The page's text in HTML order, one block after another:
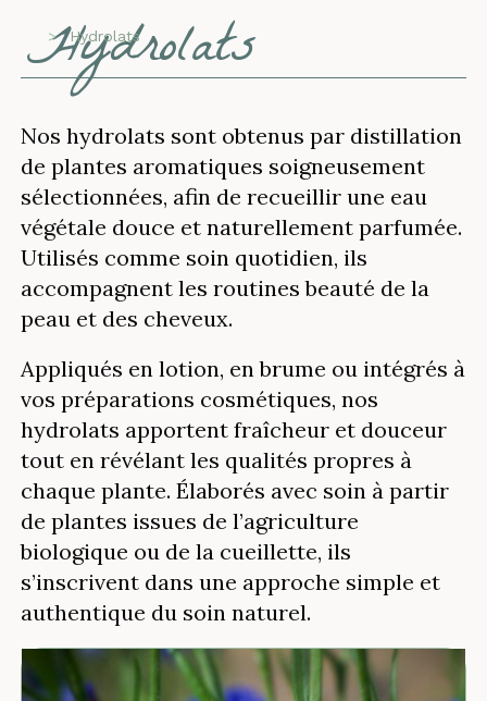
Hydrolats
Hydrolats
Nos hydrolats sont obtenus par distillation
de plantes aromatiques soigneusement
sélectionnées, afin de recueillir une eau
végétale douce et naturellement parfumée.
Utilisés comme soin quotidien, ils
accompagnent les routines beauté de la
peau et des cheveux.
Appliqués en lotion, en brume ou intégrés à
vos préparations cosmétiques, nos
hydrolats apportent fraîcheur et douceur
tout en révélant les qualités propres à
chaque plante. Élaborés avec soin à partir
de plantes issues de l’agriculture
biologique ou de la cueillette, ils
s’inscrivent dans une approche simple et
authentique du soin naturel.